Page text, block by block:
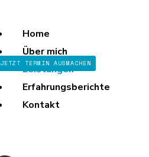
Home
Über mich
Leistungen
Erfahrungsberichte
Kontakt
JETZT TERMIN AUSMACHEN